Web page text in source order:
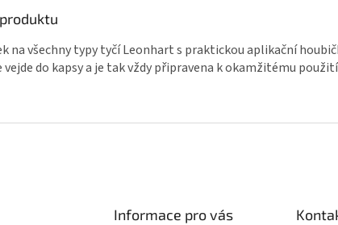
na všechny typy tyčí Leonhart s praktickou aplikační
vejde do kapsy a je tak vždy připravena k okamžitému
Informace pro vás